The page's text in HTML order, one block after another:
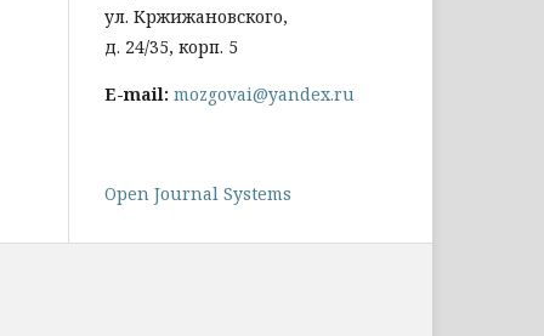
ул. Кржижановского,
д. 24/35, корп. 5
E-mail: mozgovai@yandex.ru
Open Journal Systems